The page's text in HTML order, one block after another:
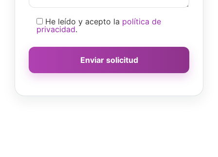
He leído y acepto la política de
privacidad.